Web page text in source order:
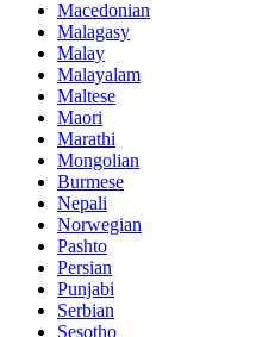
Macedonian
Malagasy
Malay
Malayalam
Maltese
Maori
Marathi
Mongolian
Burmese
Nepali
Norwegian
Pashto
Persian
Punjabi
Serbian
Sesotho